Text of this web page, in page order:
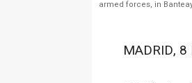
armed forces, in
MADRID, 8